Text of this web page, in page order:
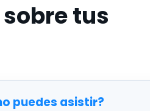
tus
puedes asistir